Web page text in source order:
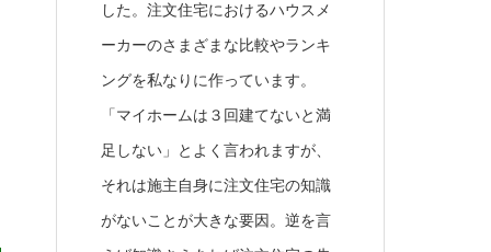
した。注文住宅におけるハウスメ
ーカーのさまざまな比較やランキ
ングを私なりに作っています。
「マイホームは３回建てないと満
足しない」とよく言われますが、
それは施主自身に注文住宅の知識
がないことが大きな要因。逆を言